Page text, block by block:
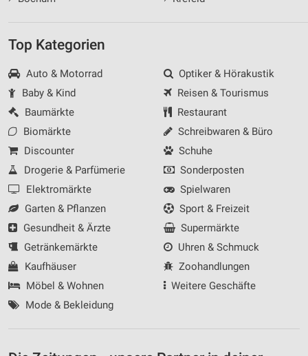
Top Kategorien
Auto & Motorrad
Baby & Kind
Baumärkte
Biomärkte
Discounter
Drogerie & Parfümerie
Elektromärkte
Garten & Pflanzen
Gesundheit & Ärzte
Getränkemärkte
Kaufhäuser
Möbel & Wohnen
Mode & Bekleidung
Optiker & Hörakustik
Reisen & Tourismus
Restaurant
Schreibwaren & Büro
Schuhe
Sonderposten
Spielwaren
Sport & Freizeit
Supermärkte
Uhren & Schmuck
Zoohandlungen
Weitere Geschäfte